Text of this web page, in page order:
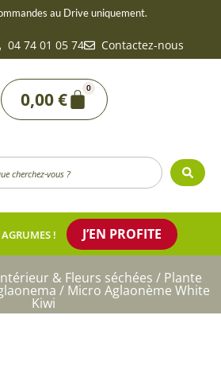
au Drive uniquement.
04 74 01 05 74 Contactez-nous
0,00€
0
Panier
AGRUMES ! J’EN PROFITE
& Fleurs séchées / Plante
/ Micro Aglaonème White
Kiwi